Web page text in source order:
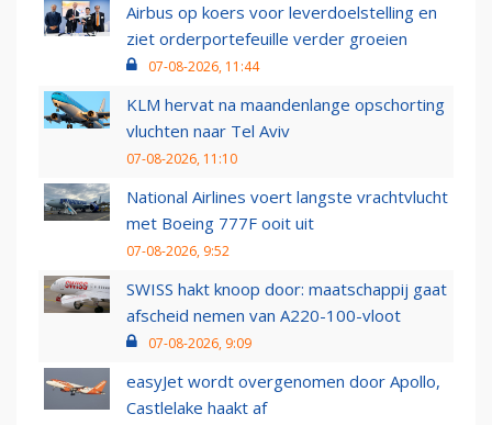
Airbus op koers voor leverdoelstelling en
ziet orderportefeuille verder groeien
07-08-2026, 11:44
KLM hervat na maandenlange opschorting
vluchten naar Tel Aviv
07-08-2026, 11:10
National Airlines voert langste vrachtvlucht
met Boeing 777F ooit uit
07-08-2026, 9:52
SWISS hakt knoop door: maatschappij gaat
afscheid nemen van A220-100-vloot
07-08-2026, 9:09
easyJet wordt overgenomen door Apollo,
Castlelake haakt af